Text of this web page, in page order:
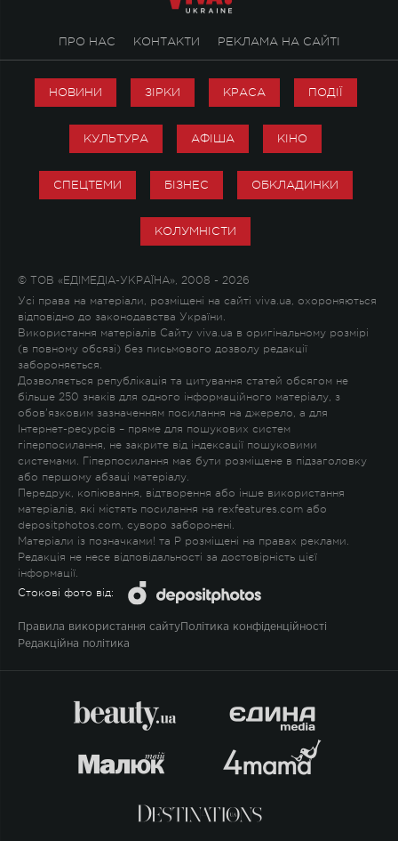
ПРО НАС КОНТАКТИ РЕКЛАМА НА САЙТІ
НОВИНИ ЗІРКИ КРАСА ПОДІЇ
КУЛЬТУРА АФІША КІНО
СПЕЦТЕМИ БІЗНЕС ОБКЛАДИНКИ
КОЛУМНІСТИ
© ТОВ «ЕДІМЕДІА-УКРАЇНА», 2008 - 2026
Усі права на матеріали, розміщені на сайті viva.ua, охороняються
відповідно до законодавства України.
Використання матеріалів Сайту viva.ua в оригінальному розмірі
(в повному обсязі) без письмового дозволу редакції
забороняється.
Дозволяється републікація та цитування статей обсягом не
більше 250 знаків для одного інформаційного матеріалу, з
обов'язковим зазначенням посилання на джерело, а для
Інтернет-ресурсів – пряме для пошукових систем
гіперпосилання, не закрите від індексації пошуковими
системами. Гіперпосилання має бути розміщене в підзаголовку
або першому абзаці матеріалу.
Передрук, копіювання, відтворення або інше використання
матеріалів, які містять посилання на rexfeatures.com або
depositphotos.com, суворо заборонені.
Матеріали із позначками! та P розміщені на правах реклами.
Редакція не несе відповідальності за достовірність цієї
інформації.
Стокові фото від:
Правила використання сайту Політика конфіденційності
Редакційна політика